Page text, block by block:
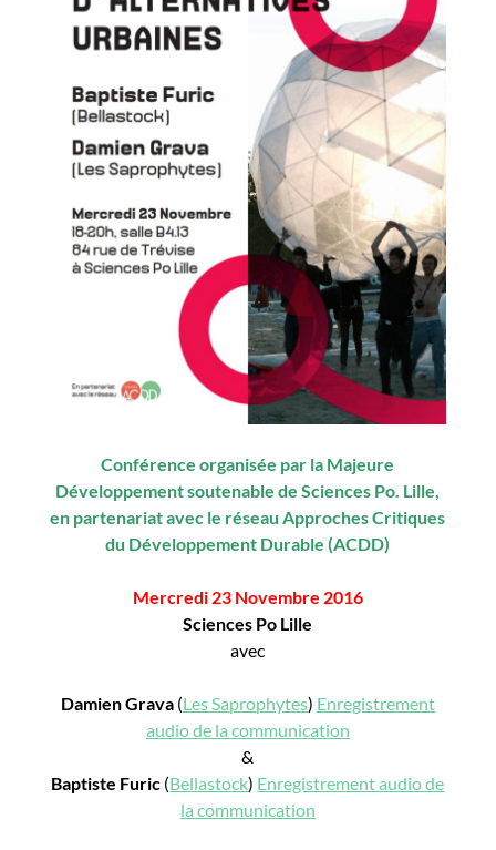
Conférence organisée par la Majeure
Développement soutenable de Sciences Po. Lille,
en partenariat avec le réseau Approches Critiques
du Développement Durable (ACDD)
Mercredi 23 Novembre 2016
Sciences Po Lille
avec
Damien Grava(Les Saprophytes) Enregistrement
audio de la communication
&
Baptiste Furic (Bellastock) Enregistrement audio de
la communication